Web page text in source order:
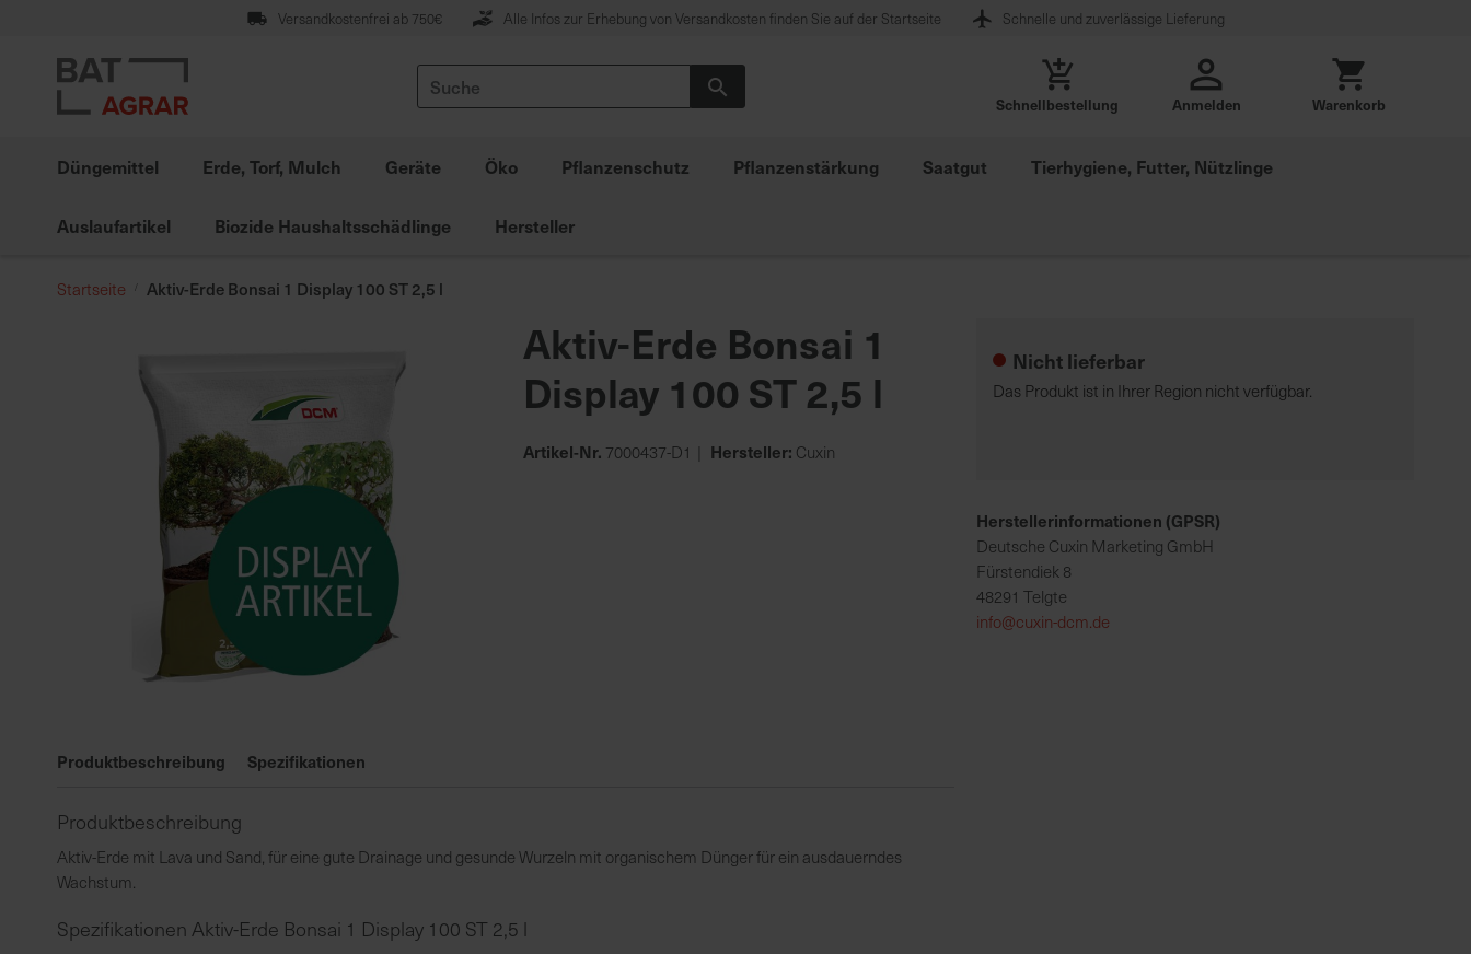
springen
Versandkostenfrei ab 750€ Alle Infos zur Erhebung von Versandkosten finden Sie auf der Startseite Schnelle und zuverlässige Lieferung
Suche
Schnellbestellung Anmelden Warenkorb
Düngemittel Erde, Torf, Mulch Geräte Öko Pflanzenschutz Pflanzenstärkung Saatgut Tierhygiene, Futter, Nützlinge
Auslaufartikel Biozide Haushaltsschädlinge Hersteller
Startseite Aktiv-Erde Bonsai 1 Display 100 ST 2,5 l
der
springen
Aktiv-Erde Bonsai 1
Display 100 ST 2,5 l
Artikel-Nr. 7000437-D1 Hersteller: Cuxin
Produktbeschreibung Spezifikationen
Produktbeschreibung
Aktiv-Erde mit Lava und Sand, für eine gute Drainage und gesunde Wurzeln mit organischem Dünger für ein ausdauerndes
Wachstum.
Spezifikationen Aktiv-Erde Bonsai 1 Display 100 ST 2,5 l
Nicht lieferbar
Das Produkt ist in Ihrer Region nicht verfügbar.
Herstellerinformationen (GPSR)
Deutsche Cuxin Marketing GmbH
Fürstendiek 8
48291 Telgte
info@cuxin-dcm.de